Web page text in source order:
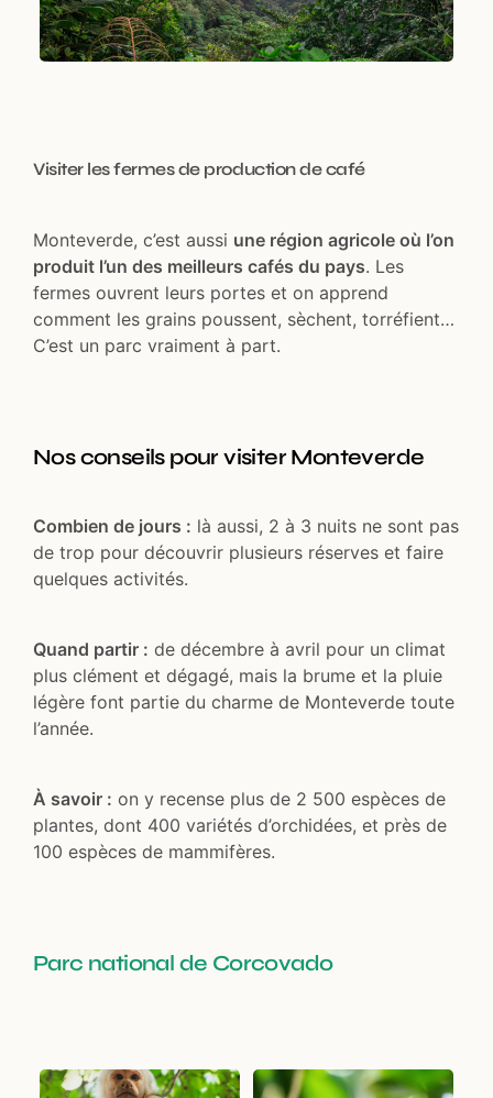
Visiter les fermes de production de café
Monteverde, c’est aussi une région agricole où l’on
produit l’un des meilleurs cafés du pays. Les
fermes ouvrent leurs portes et on apprend
comment les grains poussent, sèchent, torréfient…
C’est un parc vraiment à part.
Nos conseils pour visiter Monteverde
Combien de jours : là aussi, 2 à 3 nuits ne sont pas
de trop pour découvrir plusieurs réserves et faire
quelques activités.
Quand partir : de décembre à avril pour un climat
plus clément et dégagé, mais la brume et la pluie
légère font partie du charme de Monteverde toute
l’année.
À savoir : on y recense plus de 2 500 espèces de
plantes, dont 400 variétés d’orchidées, et près de
100 espèces de mammifères.
Parc national de Corcovado